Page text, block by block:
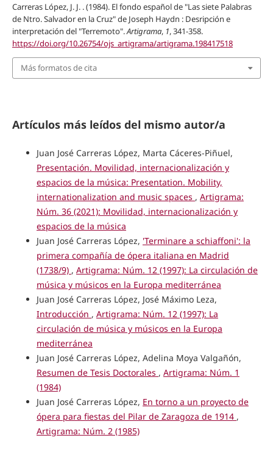
Carreras López, J. J. . (1984). El fondo español de "Las siete Palabras
de Ntro. Salvador en la Cruz" de Joseph Haydn : Desripción e
interpretación del "Terremoto".Artigrama, 1, 341-358.
https://doi.org/10.26754/ojs_artigrama/artigrama.198417518
Más formatos de cita
Artículos más leídos del mismo autor/a
Juan José Carreras López, Marta Cáceres-Piñuel,
Presentación. Movilidad, internacionalización y
espacios de la música: Presentation. Mobility,
internationalization and music spaces , Artigrama:
Núm. 36 (2021): Movilidad, internacionalización y
espacios de la música
Juan José Carreras López, 'Terminare a schiaffoni': la
primera compañía de ópera italiana en Madrid
(1738/9) , Artigrama: Núm. 12 (1997): La circulación de
música y músicos en la Europa mediterránea
Juan José Carreras López, José Máximo Leza,
Introducción , Artigrama: Núm. 12 (1997): La
circulación de música y músicos en la Europa
mediterránea
Juan José Carreras López, Adelina Moya Valgañón,
Resumen de Tesis Doctorales , Artigrama: Núm. 1
(1984)
Juan José Carreras López, En torno a un proyecto de
ópera para fiestas del Pilar de Zaragoza de 1914 ,
Artigrama: Núm. 2 (1985)